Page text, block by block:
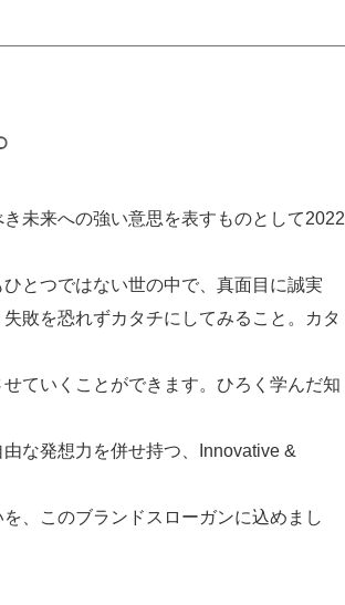
未来への強い意思を表すものとして2022
とつではない世の中で、真面目に誠実
敗を恐れずカタチにしてみること。カタ
ていくことができます。ひろく学んだ知
な発想力を併せ持つ、Innovative &
、このブランドスローガンに込めまし